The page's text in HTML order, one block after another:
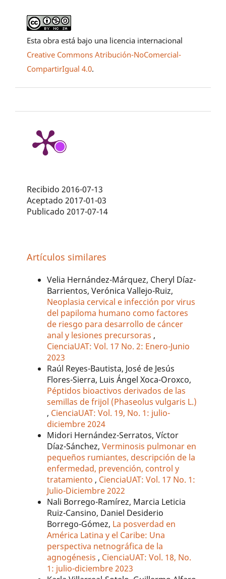
Esta obra está bajo una licencia internacional
Creative Commons Atribución-NoComercial-
CompartirIgual 4.0.
Recibido 2016-07-13
Aceptado 2017-01-03
Publicado 2017-07-14
Artículos similares
Velia Hernández-Márquez, Cheryl Díaz-
Barrientos, Verónica Vallejo-Ruiz,
Neoplasia cervical e infección por virus
del papiloma humano como factores
de riesgo para desarrollo de cáncer
anal y lesiones precursoras ,
CienciaUAT: Vol. 17 No. 2: Enero-Junio
2023
Raúl Reyes-Bautista, José de Jesús
Flores-Sierra, Luis Ángel Xoca-Oroxco,
Péptidos bioactivos derivados de las
semillas de frijol (Phaseolus vulgaris L.)
, CienciaUAT: Vol. 19, No. 1: julio-
diciembre 2024
Midori Hernández-Serratos, Víctor
Díaz-Sánchez,Verminosis pulmonar en
pequeños rumiantes, descripción de la
enfermedad, prevención, control y
tratamiento , CienciaUAT: Vol. 17 No. 1:
Julio-Diciembre 2022
Nali Borrego-Ramírez, Marcia Leticia
Ruiz-Cansino, Daniel Desiderio
Borrego-Gómez, La posverdad en
América Latina y el Caribe: Una
perspectiva netnográfica de la
agnogénesis , CienciaUAT: Vol. 18, No.
1: julio-diciembre 2023